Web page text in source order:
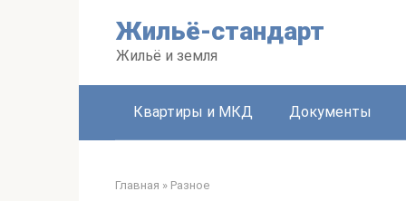
Жильё-стандарт
Жильё и земля
Квартиры и МКД Документы
Главная » Разное